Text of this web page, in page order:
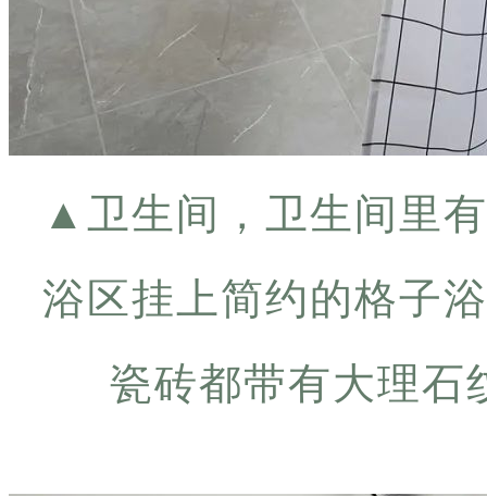
▲ 卫生间，卫生间里
浴区挂上简约的格子
瓷砖都带有大理石